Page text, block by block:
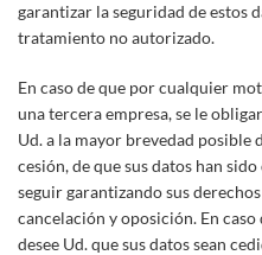
garantizar la seguridad de estos
tratamiento no autorizado.
En caso de que por cualquier
una tercera empresa, se le
Ud. a la mayor brevedad posible
cesión, de que sus datos han
seguir garantizando sus
cancelación y oposición. En
desee Ud. que sus datos sean